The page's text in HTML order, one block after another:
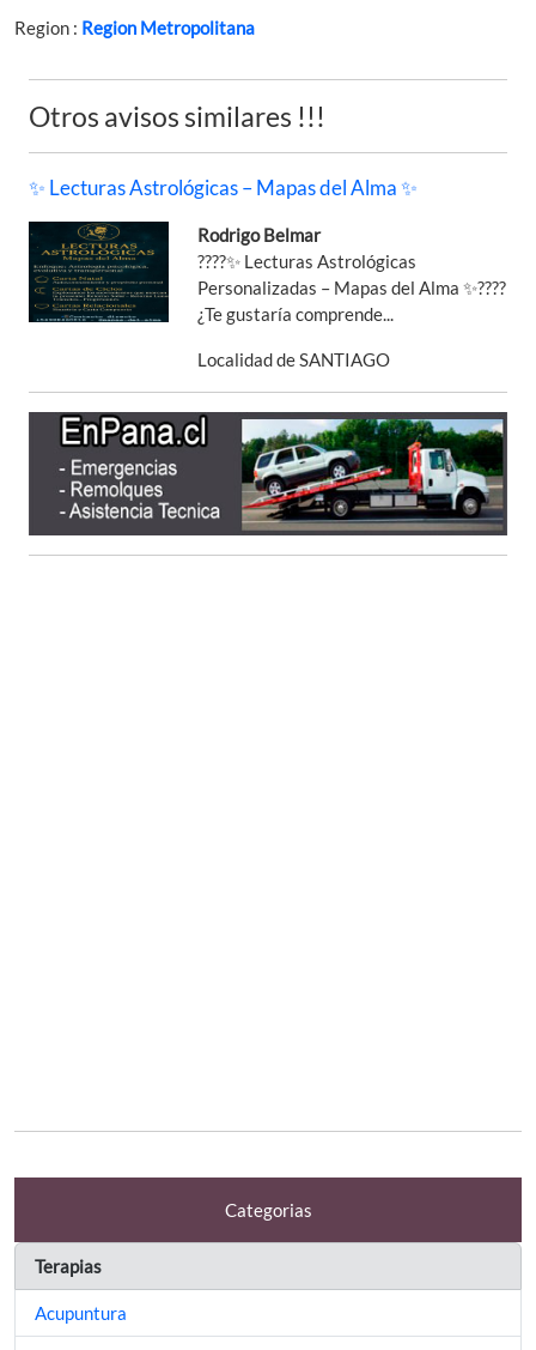
Region : Region Metropolitana
Otros avisos similares !!!
✨ Lecturas Astrológicas – Mapas del Alma ✨
Rodrigo Belmar
????✨ Lecturas Astrológicas
Personalizadas – Mapas del Alma ✨????
¿Te gustaría comprende...
Localidad de SANTIAGO
Categorias
Terapias
Acupuntura